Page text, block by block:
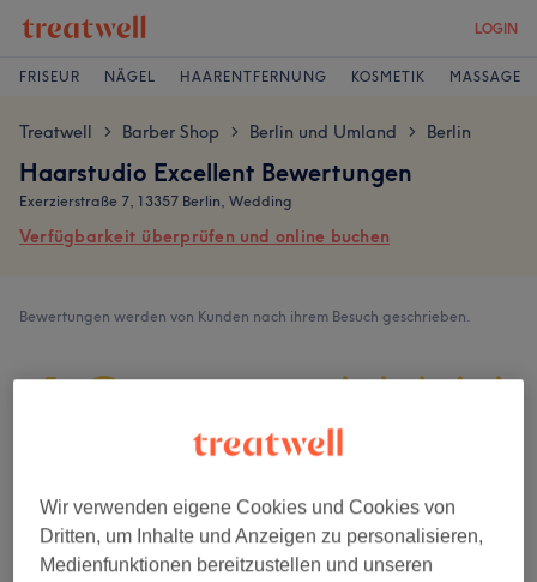
LOGIN
FRISEUR NÄGEL HAARENTFERNUNG KOSMETIK MASSAGE
Treatwell > Barber Shop > Berlin und Umland > Berlin
Haarstudio Excellent Bewertungen
Exerzierstraße 7, 13357 Berlin, Wedding
Verfügbarkeit überprüfen und online buchen
Bewertungen werden von Kunden nach ihrem Besuch geschrieben.
4,9
Sauberkeit
Wir verwenden eigene Cookies und Cookies von
Dritten, um Inhalte und Anzeigen zu personalisieren,
Medienfunktionen bereitzustellen und unseren